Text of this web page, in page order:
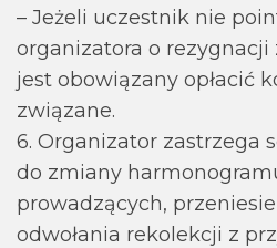
– Jeżeli uczestnik nie
organizatora o rezygnacji
jest obowiązany opłacić
związane.
6. Organizator zastrzega
do zmiany
prowadzących,
odwołania rekolekcji z